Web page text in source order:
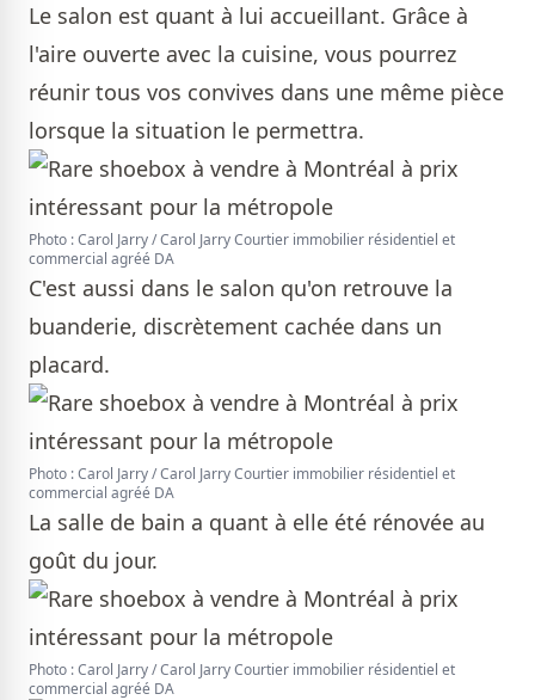
Le salon est quant à lui accueillant. Grâce à
l'aire ouverte avec la cuisine, vous pourrez
réunir tous vos convives dans une même pièce
lorsque la situation le permettra.
Photo : Carol Jarry / Carol Jarry Courtier immobilier résidentiel et
commercial agréé DA
C'est aussi dans le salon qu'on retrouve la
buanderie, discrètement cachée dans un
placard.
Photo : Carol Jarry / Carol Jarry Courtier immobilier résidentiel et
commercial agréé DA
La salle de bain a quant à elle été rénovée au
goût du jour.
Photo : Carol Jarry / Carol Jarry Courtier immobilier résidentiel et
commercial agréé DA